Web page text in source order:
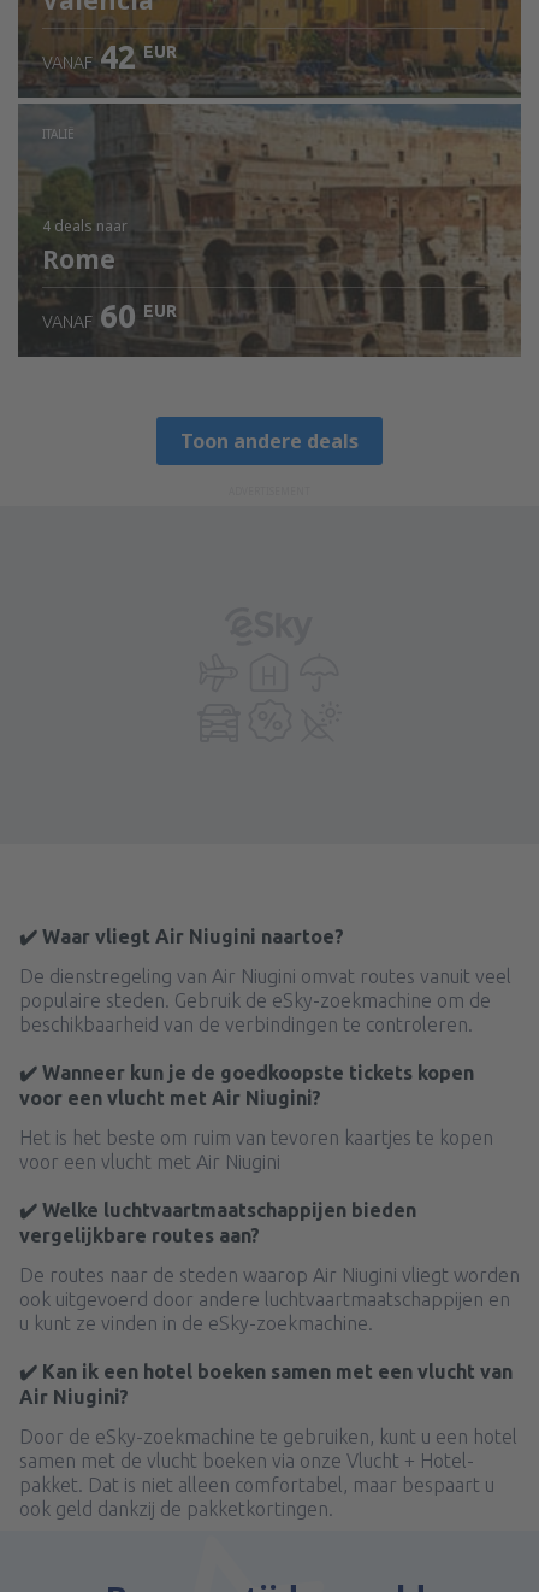
VANAF 42 EUR
ITALIË
4 deals naar
Rome
VANAF 60 EUR
Toon andere deals
✔️ Waar vliegt Air Niugini naartoe?
De dienstregeling van Air Niugini omvat routes vanuit veel
populaire steden. Gebruik de eSky-zoekmachine om de
beschikbaarheid van de verbindingen te controleren.
✔️ Wanneer kun je de goedkoopste tickets kopen
voor een vlucht met Air Niugini?
Het is het beste om ruim van tevoren kaartjes te kopen
voor een vlucht met Air Niugini
✔️ Welke luchtvaartmaatschappijen bieden
vergelijkbare routes aan?
De routes naar de steden waarop Air Niugini vliegt worden
ook uitgevoerd door andere luchtvaartmaatschappijen en
u kunt ze vinden in de eSky-zoekmachine.
✔️ Kan ik een hotel boeken samen met een vlucht van
Air Niugini?
Door de eSky-zoekmachine te gebruiken, kunt u een hotel
samen met de vlucht boeken via onze Vlucht + Hotel-
pakket. Dat is niet alleen comfortabel, maar bespaart u
ook geld dankzij de pakketkortingen.